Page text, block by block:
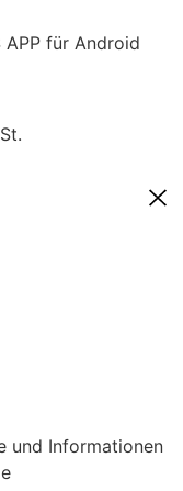
APP für Android
und Informationen